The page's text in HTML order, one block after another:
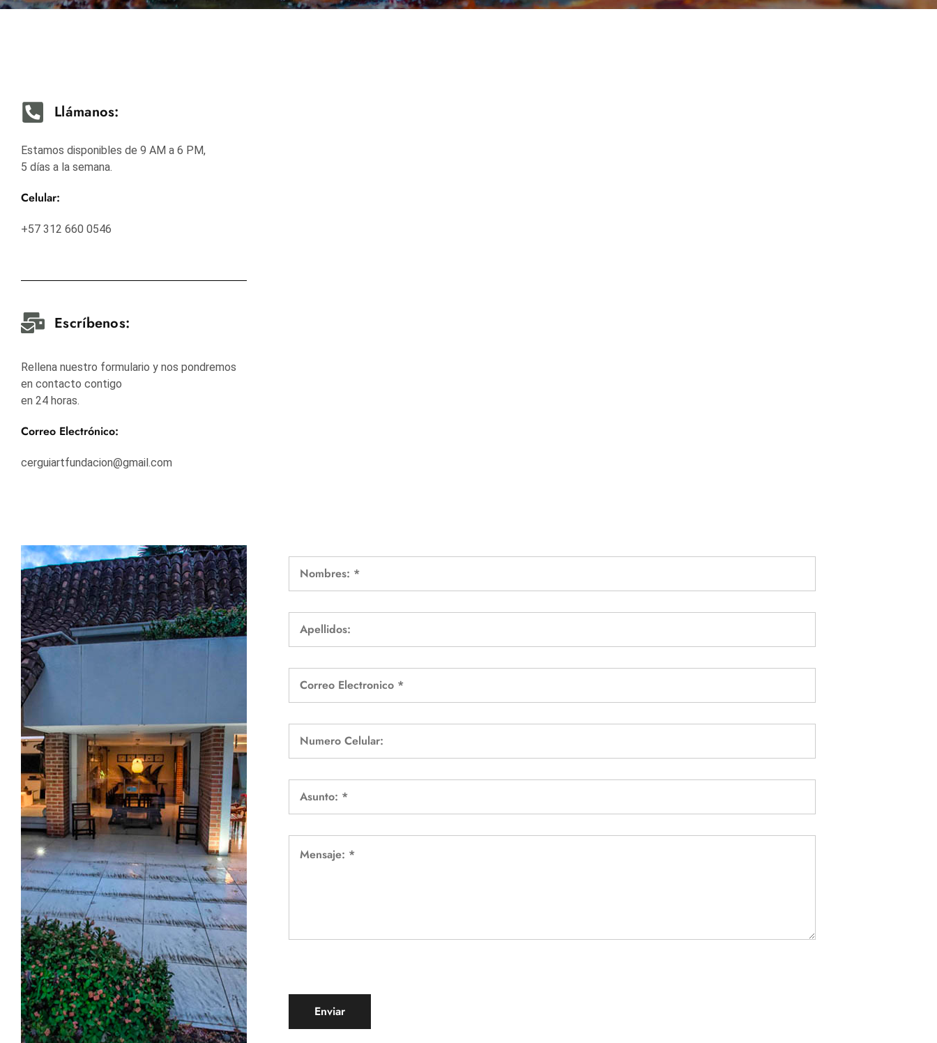
Llámanos:
Estamos disponibles de 9 AM a 6 PM,
5 días a la semana.
Celular:
+57 312 660 0546
Escríbenos:
Rellena nuestro formulario y nos pondremos
en contacto contigo
en 24 horas.
Correo Electrónico:
cerguiartfundacion@gmail.com